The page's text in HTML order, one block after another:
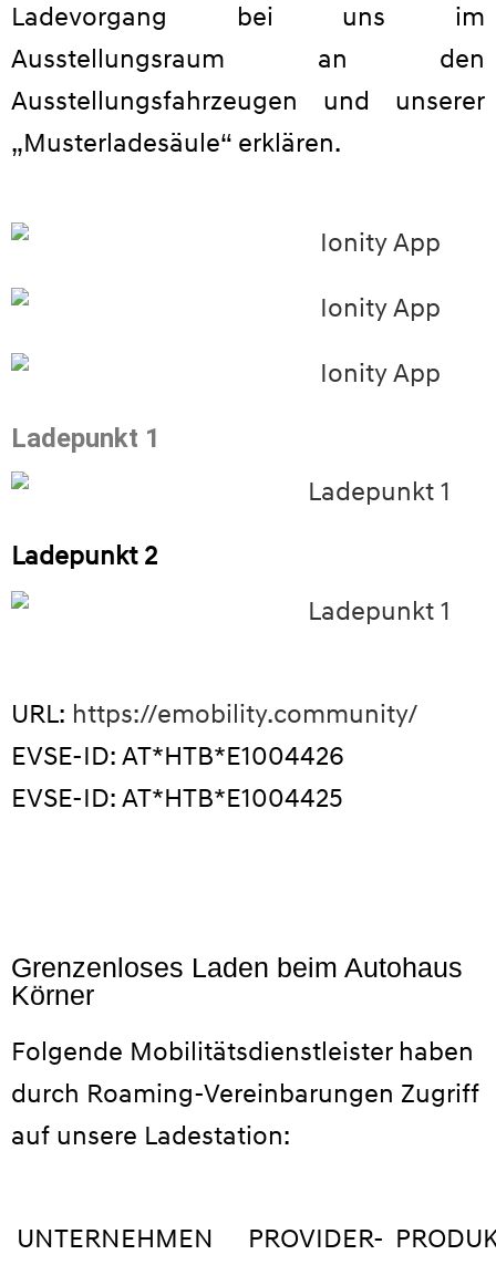
Ladevorgang bei uns im
Ausstellungsraum an den
Ausstellungsfahrzeugen und unserer
„Musterladesäule“ erklären.
Ladepunkt 1
Ladepunkt 2
URL: https://emobility.community/
EVSE-ID: AT*HTB*E1004426
EVSE-ID: AT*HTB*E1004425
Grenzenloses Laden beim Autohaus
Körner
Folgende Mobilitätsdienstleister haben
durch Roaming-Vereinbarungen Zugriff
auf unsere Ladestation:
UNTERNEHMEN
PROVIDER-